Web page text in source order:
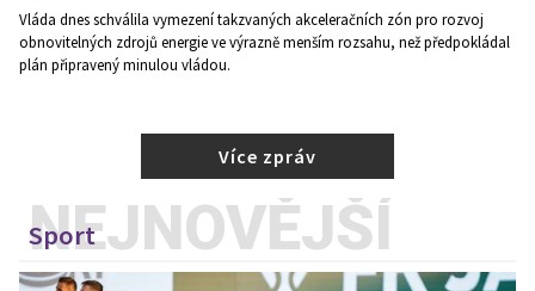
Vláda dnes schválila vymezení takzvaných akceleračních zón pro rozvoj
obnovitelných zdrojů energie ve výrazně menším rozsahu, než předpokládal
plán připravený minulou vládou.
Více zpráv
Sport
NEJNOVĚJŠÍ